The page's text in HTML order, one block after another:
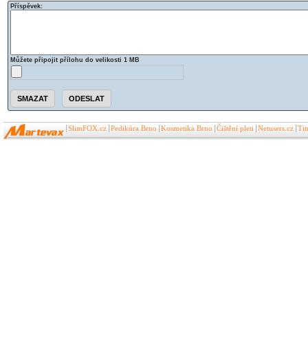
Příspěvek:
Můžete připojit přílohu do velikosti 1 MB
SlimFOX.cz Pedikúra Brno Kosmetika Brno Čištění pleti Netusers.cz